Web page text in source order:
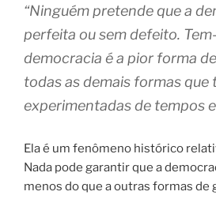
“Ninguém pretende que a
perfeita ou sem defeito.
democracia é a pior forma
todas as demais formas que
experimentadas de tempos
Ela é um fenômeno histórico
Nada pode garantir que a
menos do que a outras formas de